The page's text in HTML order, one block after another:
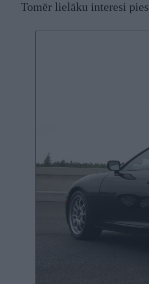
Tomēr lielāku interesi